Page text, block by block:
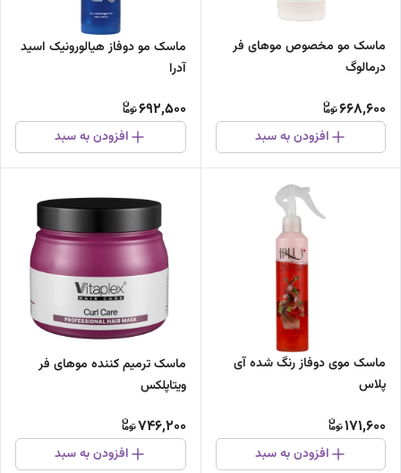
ماسک مو مخصوص موهای فر
درمالوگ
668,600
افزودن به سبد
ماسک مو دوفاز هیالورونیک اسید
آدرا
692,500
افزودن به سبد
ماسک موی دوفاز رنگ شده آی
پلاس
171,600
افزودن به سبد
ماسک ترمیم کننده موهای فر
ویتاپلکس
746,200
افزودن به سبد